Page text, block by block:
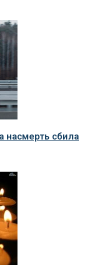
насмерть сбила